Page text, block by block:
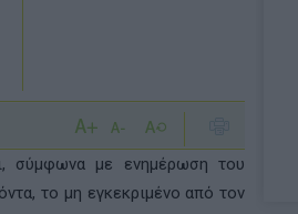
σύμφωνα με ενημέρωση του
το μη εγκεκριμένο από τον